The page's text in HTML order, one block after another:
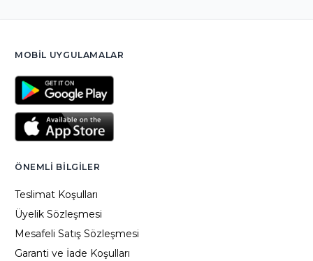
MOBIL UYGULAMALAR
ÖNEMLI BILGILER
Teslimat Koşulları
Üyelik Sözleşmesi
Mesafeli Satış Sözleşmesi
Garanti ve İade Koşulları